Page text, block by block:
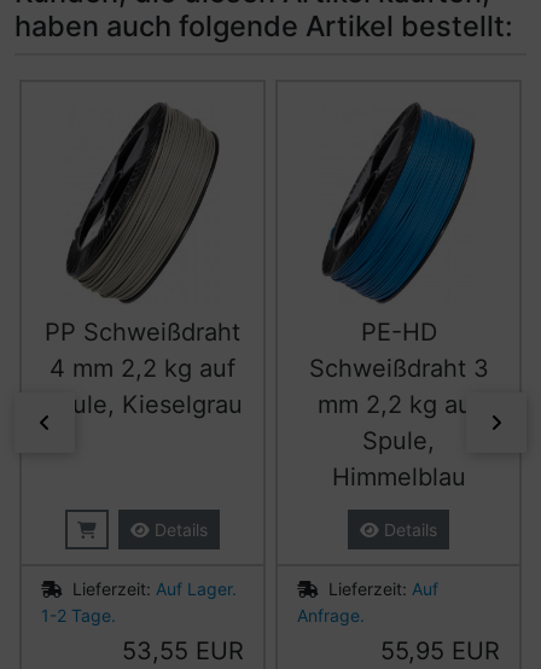
haben auch folgende Artikel bestellt:
zurück
PP Schweißdraht
4 mm 2,2 kg auf
Spule, Kieselgrau
Details
Lieferzeit: Auf Lager.
1-2 Tage.
53,55 EUR
PE-HD
Schweißdraht 3
mm 2,2 kg auf
Spule,
Himmelblau
Details
Lieferzeit: Auf
Anfrage.
55,95 EUR